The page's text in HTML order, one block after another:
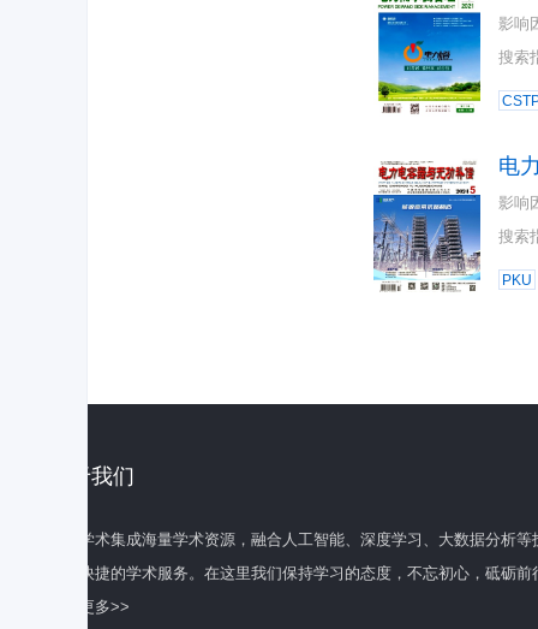
影响
搜索
电
影响
搜索
PKU
关于我们
百度学术集成海量学术资源，融合人工智能、深度学习、大数据分析
全面快捷的学术服务。在这里我们保持学习的态度，不忘初心，砥砺前
了解更多>>